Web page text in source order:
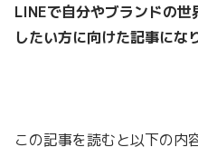
LINEで自分やブランドの
したい方に向けた記事にな
この記事を読むと以下の内